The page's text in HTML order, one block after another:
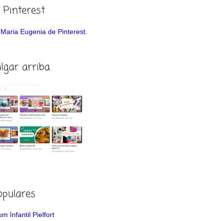
Pinterest
Eugenia de Pinterest.
arriba
Infantil Pielfort